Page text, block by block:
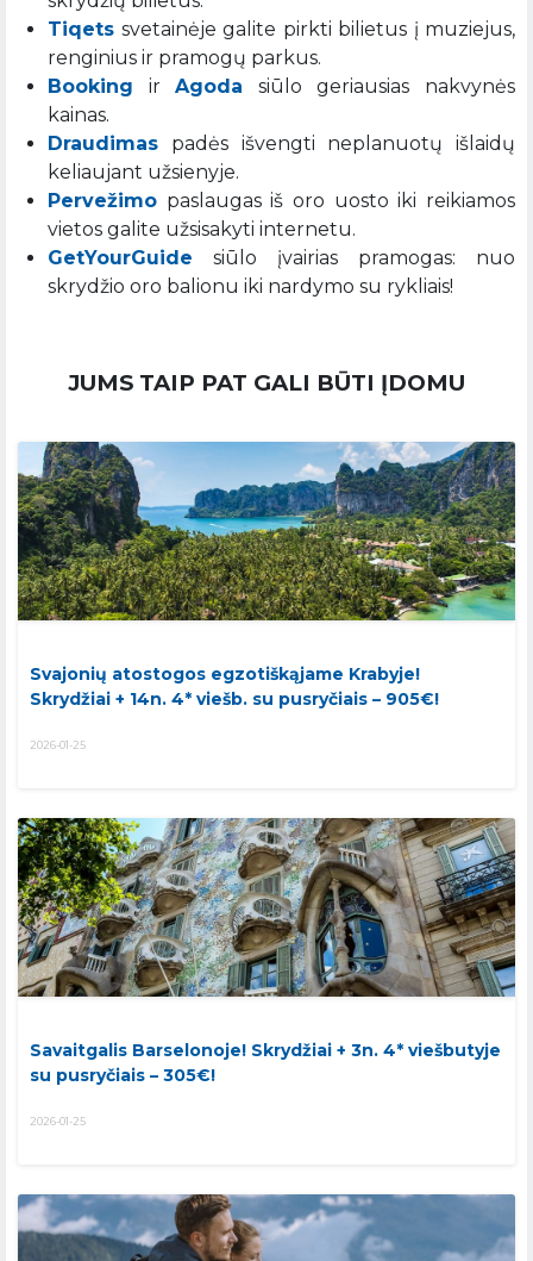
Tiqets svetainėje galite pirkti bilietus į muziejus,
renginius ir pramogų parkus.
Booking irAgoda siūlo geriausias nakvynės
kainas.
Draudimas padės išvengti neplanuotų išlaidų
keliaujant užsienyje.
Pervežimo paslaugas iš oro uosto iki reikiamos
vietos galite užsisakyti internetu.
GetYourGuide siūlo įvairias pramogas: nuo
skrydžio oro balionu iki nardymo su rykliais!
JUMS TAIP PAT GALI BŪTI ĮDOMU
Svajonių atostogos egzotiškąjame Krabyje!
Skrydžiai + 14n. 4* viešb. su pusryčiais – 905€!
2026-01-25
Savaitgalis Barselonoje! Skrydžiai + 3n. 4* viešbutyje
su pusryčiais – 305€!
2026-01-25